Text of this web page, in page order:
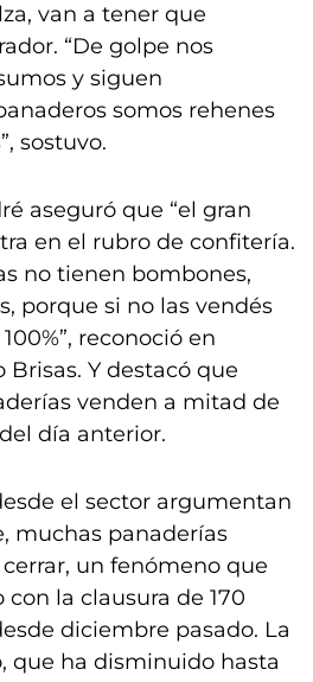
van a tener que
“De golpe nos
y siguen
somos rehenes
sostuvo.
aseguró que “el gran
en el rubro de confitería.
no tienen bombones,
porque si no las vendés
reconoció en
Y destacó que
venden a mitad de
día anterior.
el sector argumentan
muchas panaderías
un fenómeno que
con la clausura de 170
diciembre pasado. La
que ha disminuido hasta